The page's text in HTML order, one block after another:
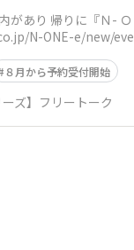
８月から予約受付開始
ーズ】フリートーク